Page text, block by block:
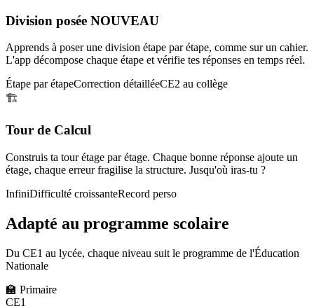
Division posée NOUVEAU
Apprends à poser une division étape par étape, comme sur un cahier.
L'app décompose chaque étape et vérifie tes réponses en temps réel.
Étape par étapeCorrection détailléeCE2 au collège
🏗️
Tour de Calcul
Construis ta tour étage par étage. Chaque bonne réponse ajoute un
étage, chaque erreur fragilise la structure. Jusqu'où iras-tu ?
InfiniDifficulté croissanteRecord perso
Adapté au programme scolaire
Du CE1 au lycée, chaque niveau suit le programme de l'Éducation
Nationale
🏫 Primaire
CE1